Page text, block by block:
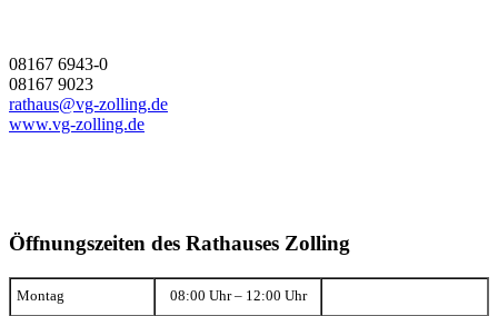
08167 6943-0
08167 9023
rathaus@vg-zolling.de
www.vg-zolling.de
Öffnungszeiten des Rathauses Zolling
Montag 08:00 Uhr – 12:00 Uhr